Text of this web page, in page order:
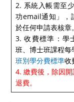
2. 系統入帳需至
功email通知」，
於任何申請表核章。
3. 收費標準：學
班、博士班課程
班別學分費標準收
4. 繳費後，除因開
退費。